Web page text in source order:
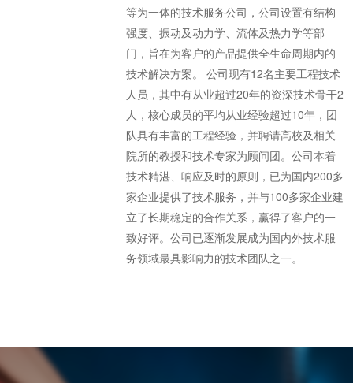
等为一体的技术服务公司，公司设置有结构
强度、振动及动力学、流体及热力学等部
门，旨在为客户的产品提供全生命周期内的
技术解决方案。 公司现有12名主要工程技术
人员，其中有从业超过20年的资深技术骨干2
人，核心成员的平均从业经验超过10年，团
队具有丰富的工程经验，并聘请高校及相关
院所的教授和技术专家为顾问团。公司本着
技术精湛、响应及时的原则，已为国内200多
家企业提供了技术服务，并与100多家企业建
立了长期稳定的合作关系，赢得了客户的一
致好评。公司已逐渐发展成为国内外技术服
务领域最具影响力的技术团队之一。